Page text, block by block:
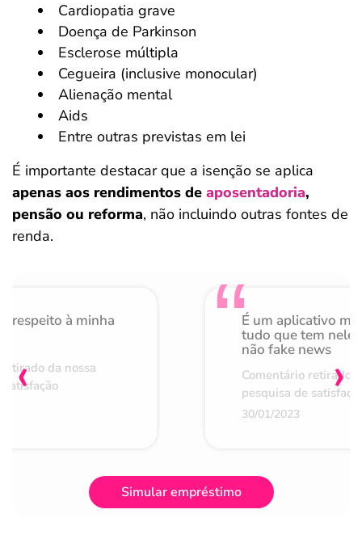
Cardiopatia grave
Doença de Parkinson
Esclerose múltipla
Cegueira (inclusive monocular)
Alienação mental
Aids
Entre outras previstas em lei
É importante destacar que a isenção se aplica
apenas aos rendimentos de aposentadoria,
pensão ou reforma, não incluindo outras fontes de
renda.
respeito à minha
da nossa
É um aplicativo
tudo que tem nele
não fake news
Comentário retirado
pesquisa de
30/01/2023
‹ ›
Simular empréstimo